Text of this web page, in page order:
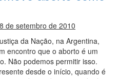
8 de setembro de 2010
da Nação, na Argentina,
encontro que o aborto é um
Não podemos permitir isso.
desde o início, quando é